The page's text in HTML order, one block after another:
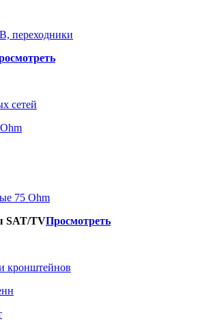
переходники
сетей
75 Ohm
SAT/TVПросмотреть
кронштейнов